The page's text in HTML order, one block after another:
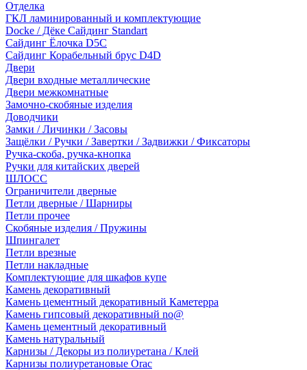
Отделка
ГКЛ ламинированный и комплектующие
Docke / Дёке Сайдинг Standart
Сайдинг Ёлочка D5C
Сайдинг Корабельный брус D4D
Двери
Двери входные металлические
Двери межкомнатные
Замочно-скобяные изделия
Доводчики
Замки / Личинки / Засовы
Защёлки / Ручки / Завертки / Задвижки / Фиксаторы
Ручка-скоба, ручка-кнопка
Ручки для китайских дверей
ШЛОСС
Ограничители дверные
Петли дверные / Шарниры
Петли прочее
Скобяные изделия / Пружины
Шпингалет
Петли врезные
Петли накладные
Комплектующие для шкафов купе
Камень декоративный
Камень цементный декоративный Каметерра
Камень гипсовый декоративный no@
Камень цементный декоративный
Камень натуральный
Карнизы / Декоры из полиуретана / Клей
Карнизы полиуретановые Orac